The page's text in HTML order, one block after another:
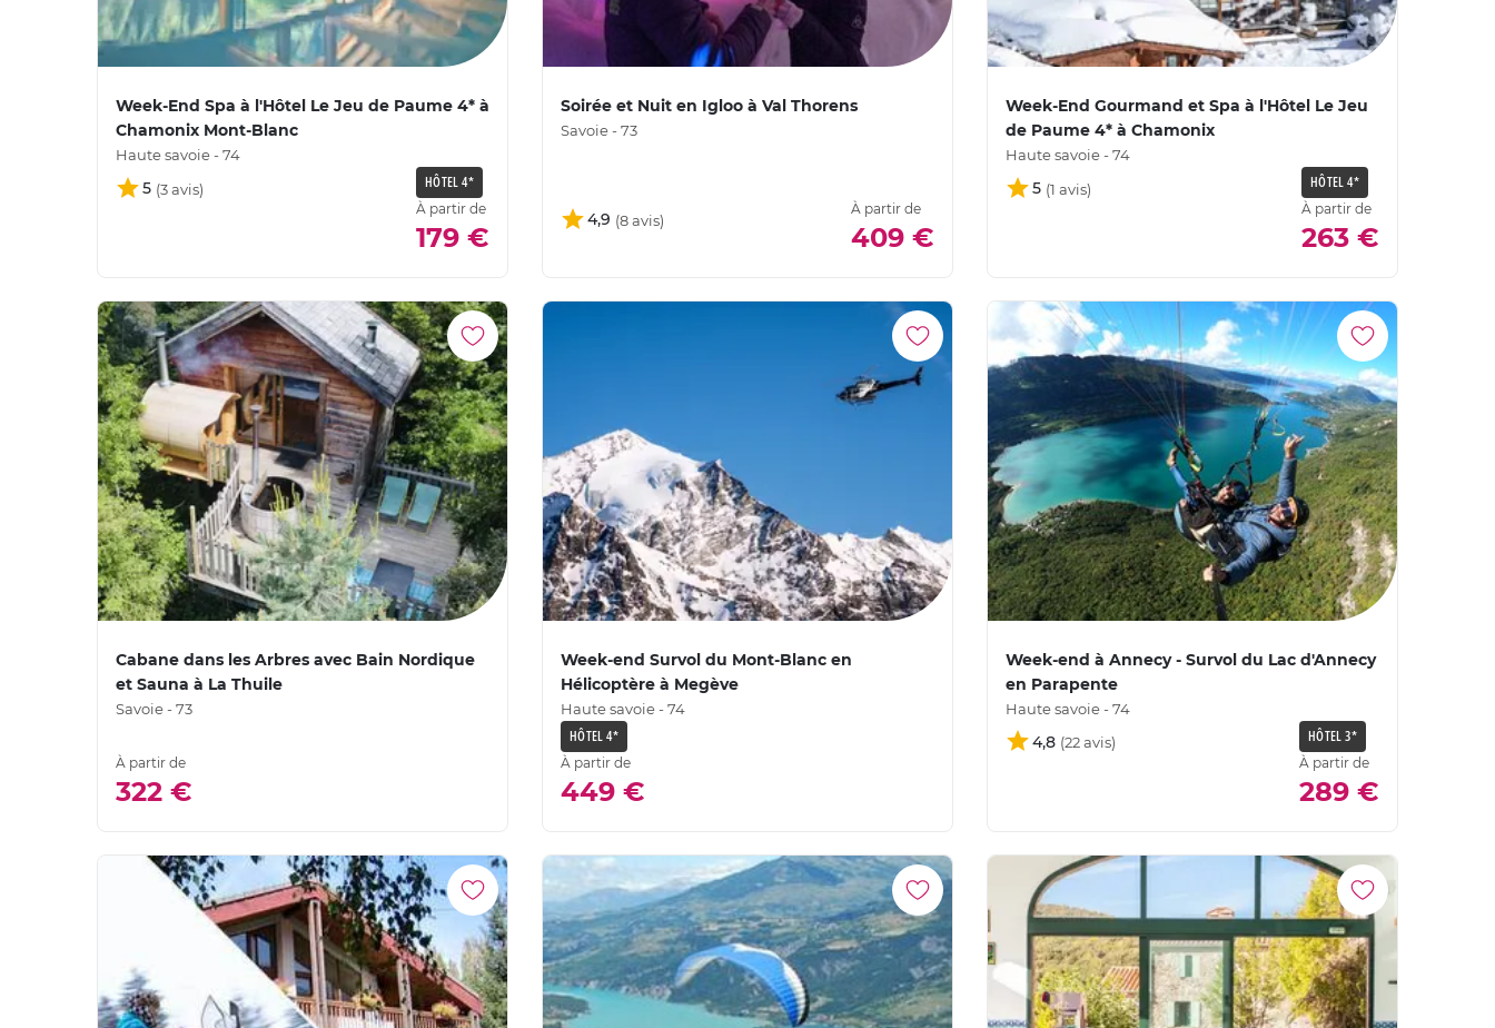
Week-End Spa à l'Hôtel Le Jeu de Paume 4* à
Chamonix Mont-Blanc
Haute savoie - 74
5 HÔTEL 4*
À partir de
179 €
Soirée et Nuit en Igloo à Val Thorens
Savoie - 73
4,9
À partir de
409 €
Week-End Gourmand et Spa à l'Hôtel Le Jeu
de Paume 4* à Chamonix
Haute savoie - 74
5 HÔTEL 4*
À partir de
263 €
Cabane dans les Arbres avec Bain Nordique
et Sauna à La Thuile
Savoie - 73
À partir de
322 €
Week-end Survol du Mont-Blanc en
Hélicoptère à Megève
Haute savoie - 74
HÔTEL 4*
À partir de
449 €
Week-end à Annecy - Survol du Lac d'Annecy
en Parapente
Haute savoie - 74
4,8 HÔTEL 3*
À partir de
289 €